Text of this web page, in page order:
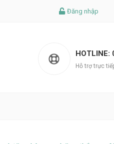
Đăng nhập
HOTLINE:
Hỗ trợ trực